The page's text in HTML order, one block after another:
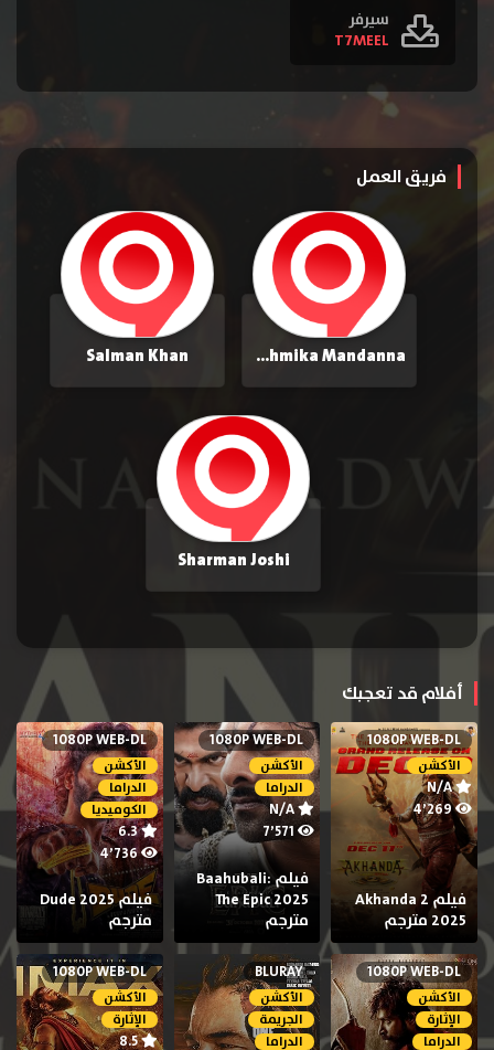
سيرفر
T7MEEL
فريق العمل
Rashmika Mandanna
Salman Khan
Sharman Joshi
أفلام قد تعجبك
1080P WEB-DL
الأكشن
N/A
4٬269
فيلم Akhanda 2
2025 مترجم
1080P WEB-DL
الأكشن
الدراما
N/A
7٬571
فيلم Baahubali:
The Epic 2025
مترجم
1080P WEB-DL
الأكشن
الدراما
الكوميديا
6.3
4٬736
فيلم Dude 2025
مترجم
1080P WEB-DL
الأكشن
الإثارة
الدراما
BLURAY
الأكشن
الجريمة
الدراما
1080P WEB-DL
الأكشن
الإثارة
8.5